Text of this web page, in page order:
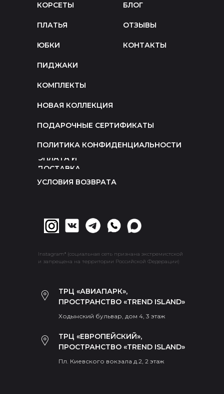
ПОЛИТИКА КОНФИДЕНЦИАЛЬНОСТИ
ОПЛАТА И
ДОСТАВКА
УСЛОВИЯ ВОЗВРАТА
КОРСЕТЫ
ПЛАТЬЯ
ЮБКИ
ПИДЖАКИ
КОМПЛЕКТЫ
НОВАЯ КОЛЛЕКЦИЯ
ПОДАРОЧНЫЕ СЕРТИФИКАТЫ
БЛОГ
ОТЗЫВЫ
КОНТАКТЫ
ТРЦ «ЕВРОПЕЙСКИЙ»,
ПРОСТРАНСТВО «TREND ISLAND»
Пл. Киевского вокзала д.2, 2 этаж
Ходынский бульвар, дом 4, 3 этаж
ТРЦ «АВИАПАРК»,
ПРОСТРАНСТВО «TREND ISLAND»
Instagram* (социальная сеть признана экстремистской
и запрещена на территории Российской Федерации)